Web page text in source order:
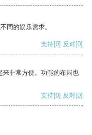
同的娱乐需求。
支持[0] 反对[0]
来非常方便。功能的布局也
支持[0] 反对[0]